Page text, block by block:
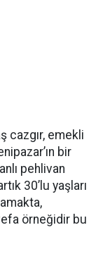
cazgır, emekli
bir
pehlivan
30’lu yaşları
örneğidir bu